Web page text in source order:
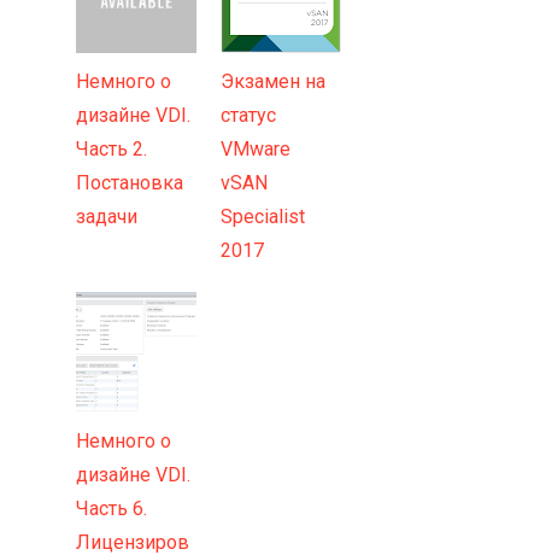
Немного о
дизайне VDI.
Часть 2.
Постановка
задачи
Экзамен на
статус
VMware
vSAN
Specialist
2017
Немного о
дизайне VDI.
Часть 6.
Лицензиров